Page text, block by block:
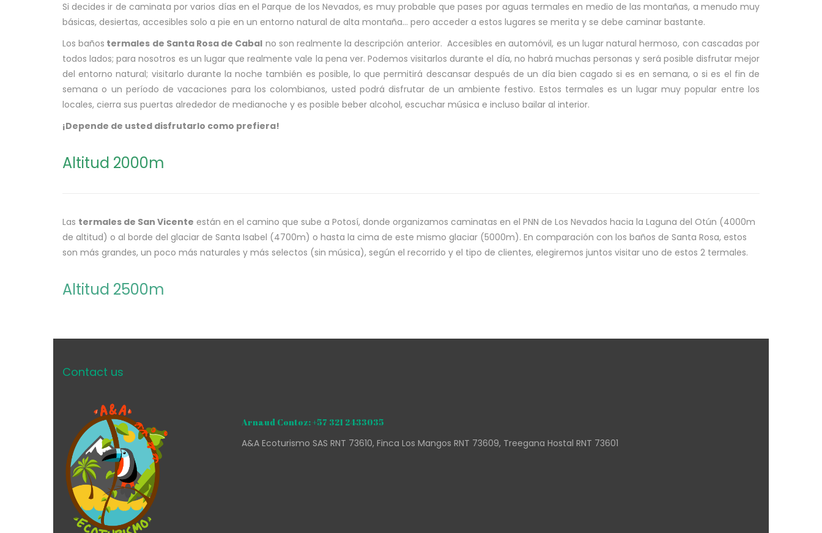
Si decides ir de caminata por varios días en el Parque de los Nevados, es muy probable que pases por aguas termales en medio de las montañas, a menudo muy
básicas, desiertas, accesibles solo a pie en un entorno natural de alta montaña… pero acceder a estos lugares se merita y se debe caminar bastante.
Los baños termales de Santa Rosa de Cabal no son realmente la descripción anterior. Accesibles en automóvil, es un lugar natural hermoso, con cascadas por
todos lados; para nosotros es un lugar que realmente vale la pena ver. Podemos visitarlos durante el día, no habrá muchas personas y será posible disfrutar mejor
del entorno natural; visitarlo durante la noche también es posible, lo que permitirá descansar después de un día bien cagado si es en semana, o si es el fin de
semana o un período de vacaciones para los colombianos, usted podrá disfrutar de un ambiente festivo. Estos termales es un lugar muy popular entre los
locales, cierra sus puertas alrededor de medianoche y es posible beber alcohol, escuchar música e incluso bailar al interior.
¡Depende de usted disfrutarlo como prefiera!
Altitud 2000m
Las termales de San Vicente están en el camino que sube a Potosí, donde organizamos caminatas en el PNN de Los Nevados hacia la Laguna del Otún (4000m
de altitud) o al borde del glaciar de Santa Isabel (4700m) o hasta la cima de este mismo glaciar (5000m). En comparación con los baños de Santa Rosa, estos
son más grandes, un poco más naturales y más selectos (sin música), según el recorrido y el tipo de clientes, elegiremos juntos visitar uno de estos 2 termales.
Altitud 2500m
Contact us
Arnaud Contoz: +57 321 2433035
A&A Ecoturismo SAS RNT 73610, Finca Los Mangos RNT 73609, Treegana Hostal RNT 73601